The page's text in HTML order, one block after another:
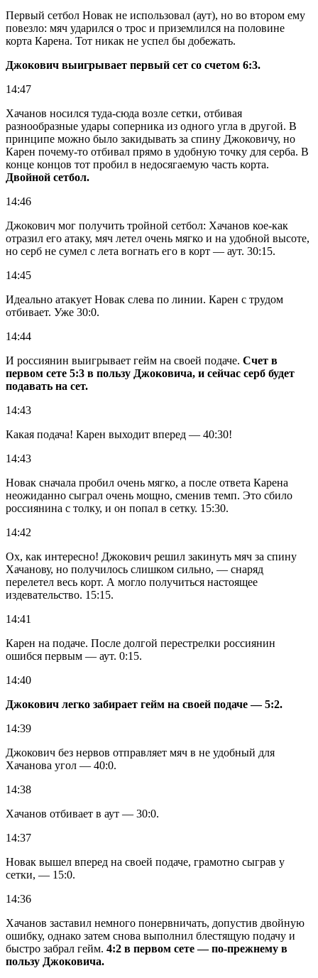
Первый сетбол Новак не использовал (аут), но во втором ему
повезло: мяч ударился о трос и приземлился на половине
корта Карена. Тот никак не успел бы добежать.
Джокович выигрывает первый сет со счетом 6:3.
14:47
Хачанов носился туда-сюда возле сетки, отбивая
разнообразные удары соперника из одного угла в другой. В
принципе можно было закидывать за спину Джоковичу, но
Карен почему-то отбивал прямо в удобную точку для серба. В
конце концов тот пробил в недосягаемую часть корта.
Двойной сетбол.
14:46
Джокович мог получить тройной сетбол: Хачанов кое-как
отразил его атаку, мяч летел очень мягко и на удобной высоте,
но серб не сумел с лета вогнать его в корт — аут. 30:15.
14:45
Идеально атакует Новак слева по линии. Карен с трудом
отбивает. Уже 30:0.
14:44
И россиянин выигрывает гейм на своей подаче. Счет в
первом сете 5:3 в пользу Джоковича, и сейчас серб будет
подавать на сет.
14:43
Какая подача! Карен выходит вперед — 40:30!
14:43
Новак сначала пробил очень мягко, а после ответа Карена
неожиданно сыграл очень мощно, сменив темп. Это сбило
россиянина с толку, и он попал в сетку. 15:30.
14:42
Ох, как интересно! Джокович решил закинуть мяч за спину
Хачанову, но получилось слишком сильно, — снаряд
перелетел весь корт. А могло получиться настоящее
издевательство. 15:15.
14:41
Карен на подаче. После долгой перестрелки россиянин
ошибся первым — аут. 0:15.
14:40
Джокович легко забирает гейм на своей подаче — 5:2.
14:39
Джокович без нервов отправляет мяч в не удобный для
Хачанова угол — 40:0.
14:38
Хачанов отбивает в аут — 30:0.
14:37
Новак вышел вперед на своей подаче, грамотно сыграв у
сетки, — 15:0.
14:36
Хачанов заставил немного понервничать, допустив двойную
ошибку, однако затем снова выполнил блестящую подачу и
быстро забрал гейм. 4:2 в первом сете — по-прежнему в
пользу Джоковича.